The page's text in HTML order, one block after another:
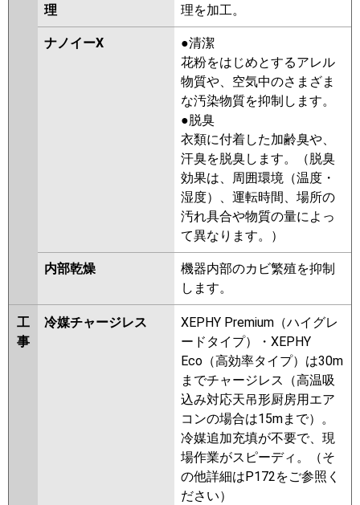
理
理を加工。
ナノイーX
●清潔
花粉をはじめとするアレル
物質や、空気中のさまざま
な汚染物質を抑制します。
●脱臭
衣類に付着した加齢臭や、
汗臭を脱臭します。（脱臭
効果は、周囲環境（温度・
湿度）、運転時間、場所の
汚れ具合や物質の量によっ
て異なります。）
内部乾燥
機器内部のカビ繁殖を抑制
します。
工
事
冷媒チャージレス
XEPHY Premium（ハイグレ
ードタイプ）・XEPHY
Eco（高効率タイプ）は30m
までチャージレス（高温吸
込み対応天吊形厨房用エア
コンの場合は15mまで）。
冷媒追加充填が不要で、現
場作業がスピーディ。（そ
の他詳細はP172をご参照く
ださい）